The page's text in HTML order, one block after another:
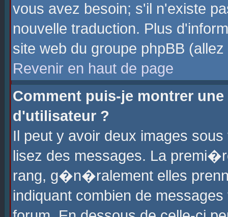
vous avez besoin; s'il n'existe
nouvelle traduction. Plus
site web du groupe phpBB
Revenir en haut de page
Comment puis-je montrer
d'utilisateur ?
Il peut y avoir deux images
lisez des messages. La
rang, g�n�ralement elles
indiquant combien de